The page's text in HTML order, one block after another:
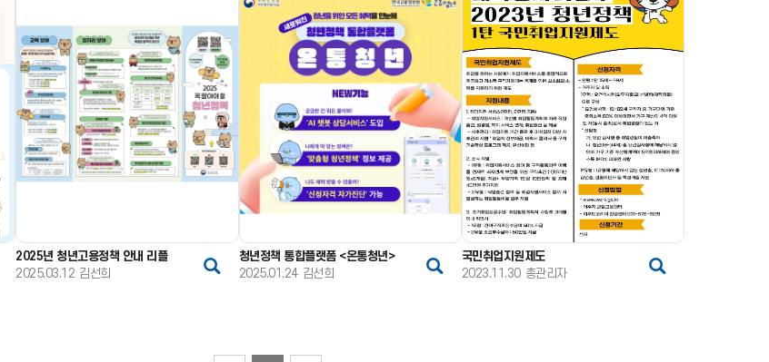
2025년 청년고용정책 안내 리플
2025.03.12 김선희
청년정책 통합플랫폼 <온통청년>
2025.01.24 김선희
국민취업지원제도
2023.11.30 총관리자